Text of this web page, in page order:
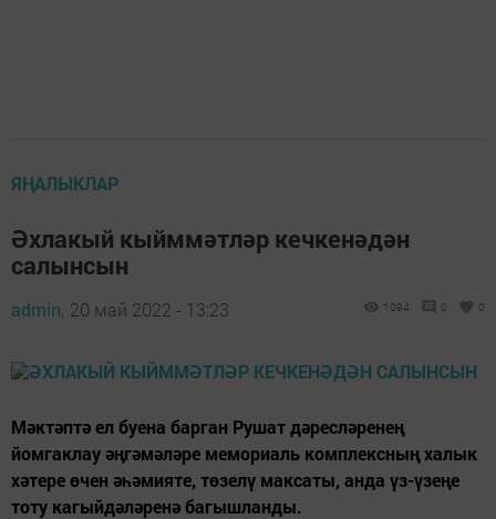
ЯҢАЛЫКЛАР
Әхлакый кыйммәтләр кечкенәдән
салынсын
admin, 20 май 2022 - 13:23 1094 0 0
Мәктәптә ел буена барган Рушат дәресләренең
йомгаклау әңгәмәләре мемориаль комплексның халык
хәтере өчен әһәмияте, төзелү максаты, анда үз-үзеңе
тоту кагыйдәләренә багышланды.